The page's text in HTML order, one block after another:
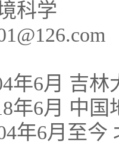
科学
年6月 吉
年6月 中
年6月至今